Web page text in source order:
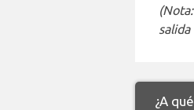
¿A